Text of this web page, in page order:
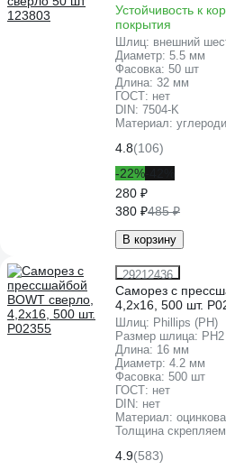
Устойчивость к
покрытия
Шлиц: внешний
Диаметр: 5.5 мм
Фасовка: 50 шт
Длина: 32 мм
ГОСТ: нет
DIN: 7504-K
Материал:
4.8(106)
-22%
280 ₽
380 ₽485 ₽
В корзину
29212436
Саморез с
4,2x16, 500 шт.
Шлиц: Phillips (PH)
Размер шлица: PH2
Длина: 16 мм
Диаметр: 4.2 мм
Фасовка: 500 шт
ГОСТ: нет
DIN: нет
Материал:
Толщина
4.9(583)